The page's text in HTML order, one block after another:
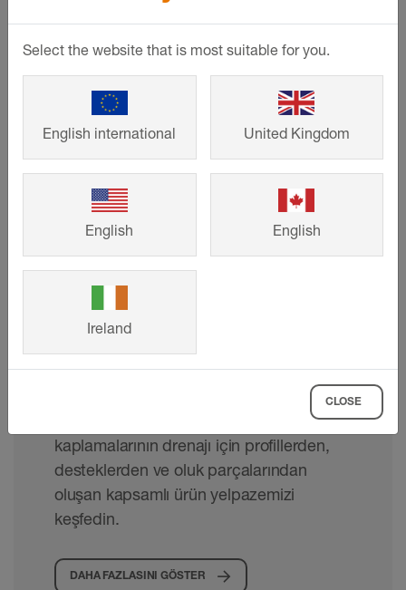
Balkonlar ve teraslar
kaplamalarının drenajı için profillerden,
desteklerden ve oluk parçalarından
oluşan kapsamlı ürün yelpazemizi
keşfedin.
DAHA FAZLASINI GÖSTER
Select the website that is most suitable for you.
English international United Kingdom
English English
Ireland
CLOSE